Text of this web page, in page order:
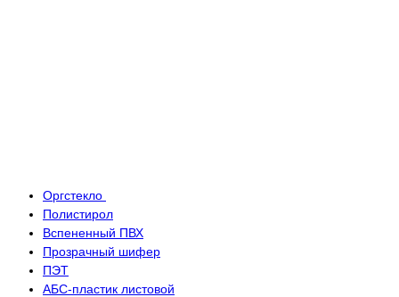
Оргстекло
Полистирол
Вспененный ПВХ
Прозрачный шифер
ПЭТ
АБС-пластик листовой